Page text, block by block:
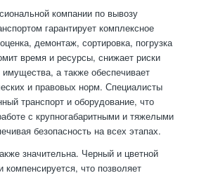
компании по вывозу
гарантирует комплексное
демонтаж, сортировка, погрузка
время и ресурсы, снижает риски
а также обеспечивает
и правовых норм. Специалисты
транспорт и оборудование, что
с крупногабаритными и тяжелыми
безопасность на всех этапах.
значительна. Черный и цветной
компенсируется, что позволяет